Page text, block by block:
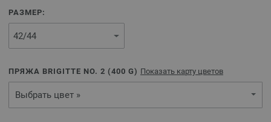
РАЗМЕР:
ПРЯЖА BRIGITTE NO. 2 (400 G) Показать карту цветов
Выбрать цвет »